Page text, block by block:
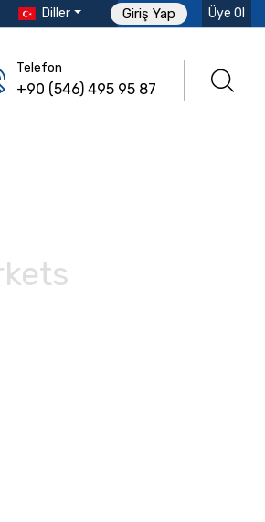
Diller Giriş Yap Üye Ol
Telefon
+90 (546) 495 95 87